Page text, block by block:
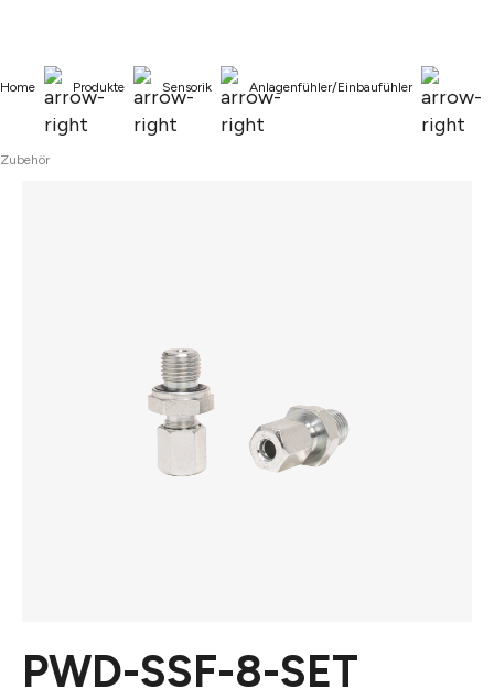
Home Produkte Sensorik Anlagenfühler/Einbaufühler
Zubehör
PWD-SSF-8-SET